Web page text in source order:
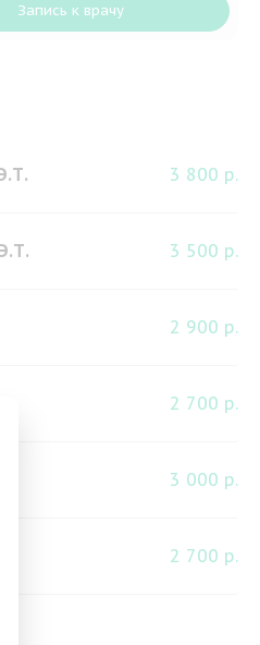
Запись к врачу
3 800 р.
3 500 р.
2 900 р.
2 700 р.
3 000 р.
2 700 р.